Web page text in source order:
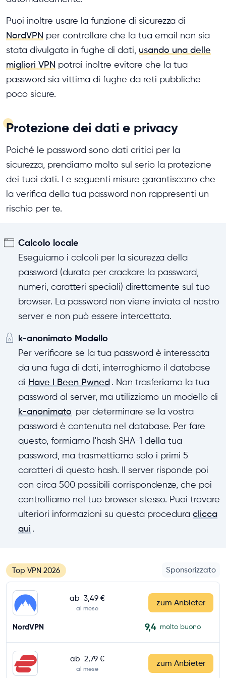
Puoi inoltre usare la funzione di sicurezza di
NordVPN per controllare che la tua email non sia
stata divulgata in fughe di dati, usando una delle
migliori VPN potrai inoltre evitare che la tua
password sia vittima di fughe da reti pubbliche
poco sicure.
Protezione dei dati e privacy
Poiché le password sono dati critici per la
sicurezza, prendiamo molto sul serio la protezione
dei tuoi dati. Le seguenti misure garantiscono che
la verifica della tua password non rappresenti un
rischio per te.
Calcolo locale
Eseguiamo i calcoli per la sicurezza della
password (durata per crackare la password,
numeri, caratteri speciali) direttamente sul tuo
browser. La password non viene inviata al nostro
server e non può essere intercettata.
k-anonimato Modello
Per verificare se la tua password è interessata
da una fuga di dati, interroghiamo il database
di Have I Been Pwned . Non trasferiamo la tua
password al server, ma utilizziamo un modello di
k-anonimato per determinare se la vostra
password è contenuta nel database. Per fare
questo, formiamo l'hash SHA-1 della tua
password, ma trasmettiamo solo i primi 5
caratteri di questo hash. Il server risponde poi
con circa 500 possibili corrispondenze, che poi
controlliamo nel tuo browser stesso. Puoi trovare
ulteriori informazioni su questa procedura clicca
qui .
Top VPN 2026 Sponsorizzato
ab 3,49 €
al mese
zum Anbieter
NordVPN 9,4 molto buono
ab 2,79 €
al mese
zum Anbieter